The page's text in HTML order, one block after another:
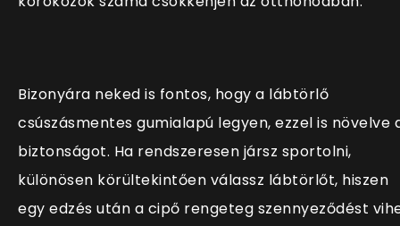
Bizonyára neked is fontos, hogy a lábtörlő
csúszásmentes gumialapú legyen, ezzel is növelve
biztonságot. Ha rendszeresen jársz sportolni,
különösen körültekintően válassz lábtörlőt, hiszen
egy edzés után a cipő rengeteg szennyeződést